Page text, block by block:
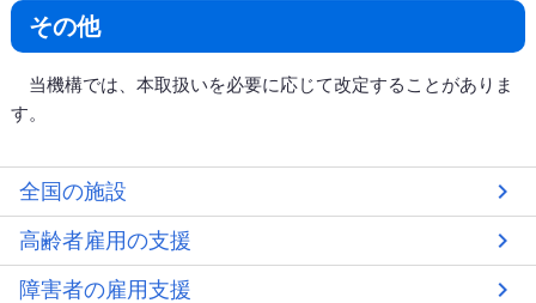
その他
当機構では、本取扱いを必要に応じて改定することがありま
す。
全国の施設
高齢者雇用の支援
障害者の雇用支援